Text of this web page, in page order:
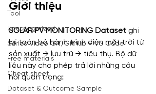
Tool
Uncategorized
Series Video Git, Github – VS Code
Free materials
Cheat sheet
Dataset & Outcome Sample
Giới thiệu
SOLAR PV MONITORING Dataset ghi
lại toàn bộ hành trình điện mặt trời từ
sản xuất → lưu trữ → tiêu thụ. Bộ dữ
liệu này cho phép trả lời những câu
hỏi quan trọng: